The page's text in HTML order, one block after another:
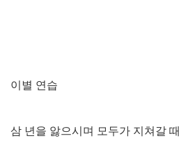
이별 연습
삼 년을 앓으시며 모두가 지쳐갈 때